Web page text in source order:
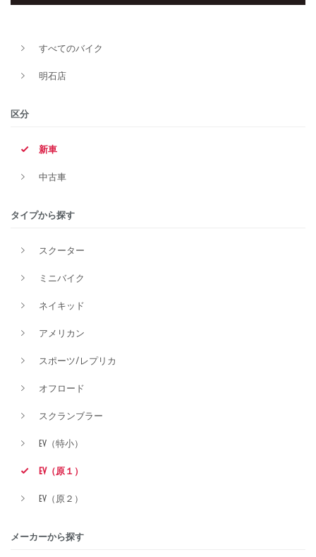
すべてのバイク
明石店
区分
新車
中古車
タイプから探す
スクーター
ミニバイク
ネイキッド
アメリカン
スポーツ/レプリカ
オフロード
スクランブラー
EV（特小）
EV（原１）
EV（原２）
メーカーから探す
新車
タイプ
価格